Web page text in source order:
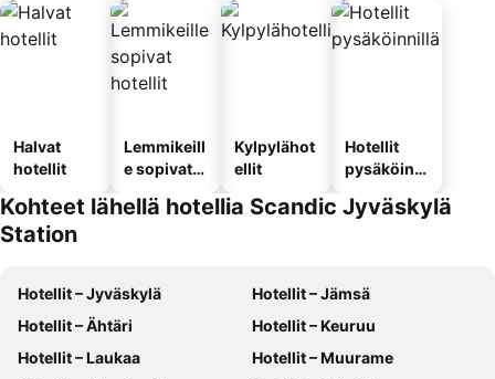
Halvat
hotellit
Lemmikeill
e sopivat
Kylpylähot
ellit
Hotellit
pysäköinni
Kohteet lähellä hotellia Scandic Jyväskylä
Station
Hotellit – Jyväskylä
Hotellit – Jämsä
Hotellit – Ähtäri
Hotellit – Keuruu
Hotellit – Laukaa
Hotellit – Muurame